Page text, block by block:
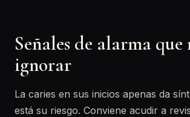
Señales de alarma que
ignorar
La caries en sus inicios apenas da
está su riesgo. Conviene acudir a